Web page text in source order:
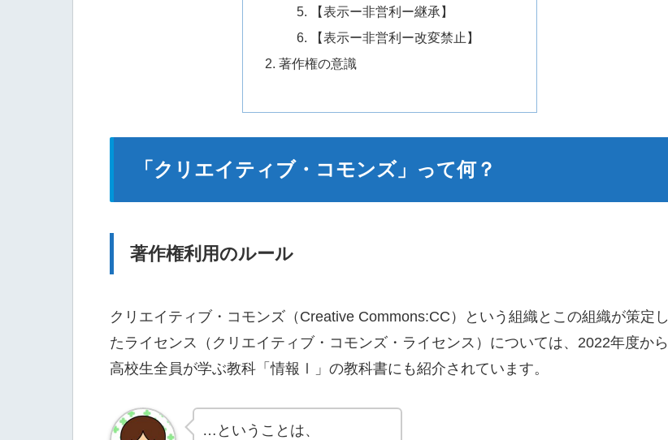
【表示ー非営利ー継承】
【表示ー非営利ー改変禁止】
著作権の意識
「クリエイティブ・コモンズ」って何？
著作権利用のルール
クリエイティブ・コモンズ（Creative Commons:CC）という組織とこの組織が策定し
たライセンス（クリエイティブ・コモンズ・ライセンス）については、2022年度から
高校生全員が学ぶ教科「情報Ⅰ」の教科書にも紹介されています。
…ということは、